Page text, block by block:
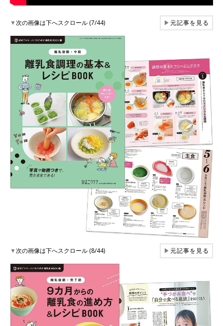
▼次の画像は下へスクロール (7/44) ▶元記事を見る
▼次の画像は下へスクロール (8/44) ▶元記事を見る